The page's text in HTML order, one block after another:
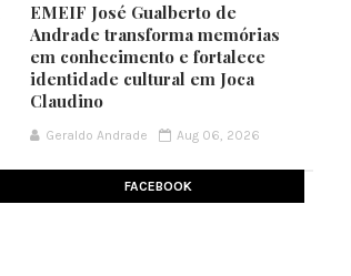
EMEIF José Gualberto de
Andrade transforma memórias
em conhecimento e fortalece
identidade cultural em Joca
Claudino
Geraldo Andrade Aug 06, 2026
FACEBOOK